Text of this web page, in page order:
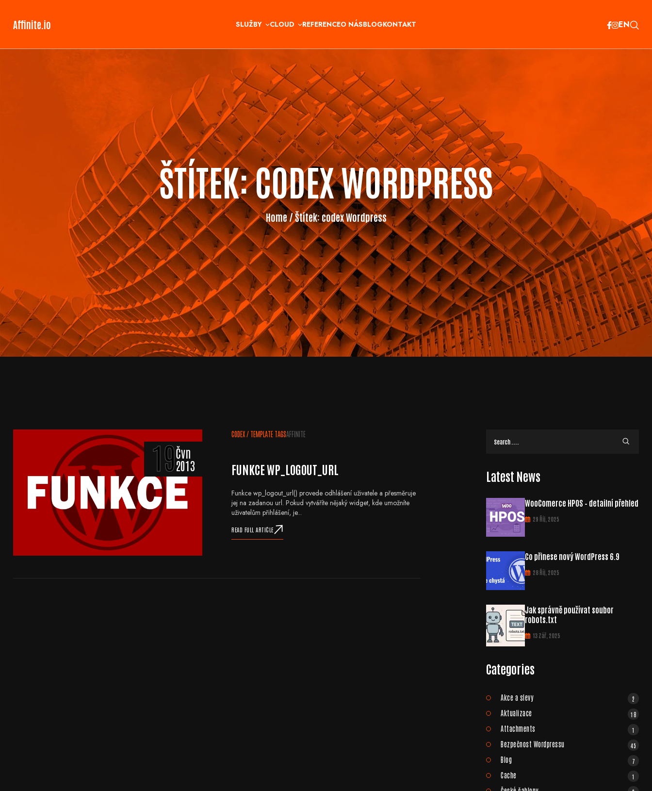
Affinite.io SLUŽBY CLOUD REFERENCEO NÁSBLOGKONTAKT EN
ŠTÍTEK:CODEX WORDPRESS
Home/ Štítek:codex Wordpress
19Čvn
2013
CODEX / TEMPLATE TAGSAFFINITE
FUNKCE WP_LOGOUT_URL
Funkce wp_logout_url() provede odhlášení uživatele a přesměruje
jej na zadanou url. Pokud vytváříte nějaký widget, kde umožníte
uživatelům přihlášení, je...
READ FULL ARTICLE
Latest News
WooComerce HPOS – detailní přehled
29 Říj, 2025
Co přinese nový WordPress 6.9
28 Říj, 2025
Jak správně používat soubor
robots.txt
13 Zář, 2025
Categories
Akce a slevy 2
Aktualizace 18
Attachments 1
Bezpečnost Wordpressu 45
Blog 7
Cache 1